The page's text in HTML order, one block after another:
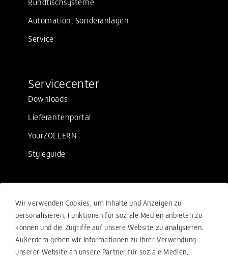
Automation, Sonderanlagen
Service
Servicecenter
Downloads
Lieferantenportal
YourZOLLERN
Styleguide
Rechtliches
Verkaufsbedingungen
Einkaufsbedingungen
Compliance
Wir verwenden Cookies, um Inhalte und Anzeigen zu
personalisieren, Funktionen für soziale Medien anbieten zu
können und die Zugriffe auf unsere Website zu analysieren.
Außerdem geben wir Informationen zu Ihrer Verwendung
unserer Website an unsere Partner für soziale Medien,